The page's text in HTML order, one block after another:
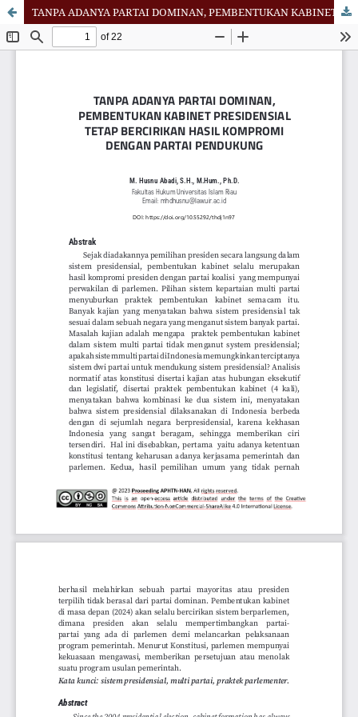
TANPA ADANYA PARTAI DOMINAN, PEMBENTUKAN KABINET PRESIDENSIAL TETAP BERCIRIKAN HASIL KOMPROMI DENGAN PARTAI PENDUKUNG